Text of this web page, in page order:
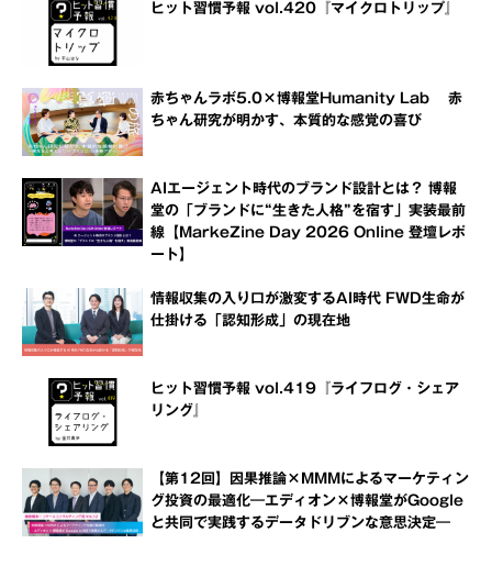
ヒット習慣予報 vol.420『マイクロトリップ』
赤ちゃんラボ5.0×博報堂Humanity Lab 赤
ちゃん研究が明かす、本質的な感覚の喜び
AIエージェント時代のブランド設計とは？ 博報
堂の「ブランドに“生きた人格”を宿す」実装最前
線【MarkeZine Day 2026 Online 登壇レポ
ート】
情報収集の入り口が激変するAI時代 FWD生命が
仕掛ける「認知形成」の現在地
ヒット習慣予報 vol.419『ライフログ・シェア
リング』
【第12回】因果推論×MMMによるマーケティン
グ投資の最適化―エディオン×博報堂がGoogle
と共同で実践するデータドリブンな意思決定―